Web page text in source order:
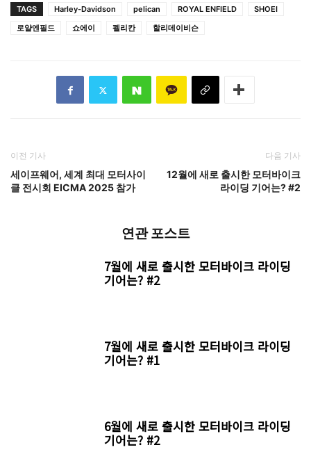
TAGS Harley-Davidson pelican ROYAL ENFIELD
SHOEI
로얄엔필드
쇼에이 펠리칸 할리데이비슨
이전 기사
세이프웨어, 세계 최대 모터사이
클 전시회 EICMA 2025 참가
다음 기사
12월에 새로 출시한 모터바이크
라이딩 기어는? #2
연관 포스트
7월에 새로 출시한 모터바이크 라이딩
기어는? #2
7월에 새로 출시한 모터바이크 라이딩
기어는? #1
6월에 새로 출시한 모터바이크 라이딩
기어는? #2